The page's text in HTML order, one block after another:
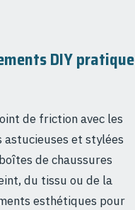
DIY
de friction avec les
astucieuses et stylées
de chaussures
du tissu ou de la
esthétiques pour